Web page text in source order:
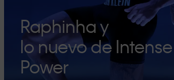
Raphinha y
lo nuevo de Intense
Power